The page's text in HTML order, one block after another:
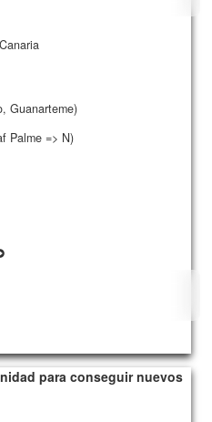
Guanarteme)
Palme => N)
para conseguir nuevos